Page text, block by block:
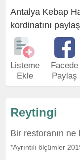
Antalya Kebap
kordinatını
Listeme
Ekle
Facede
Paylaş
Reytingi
Bir restoranın
*Ayrıntılı ölçümler